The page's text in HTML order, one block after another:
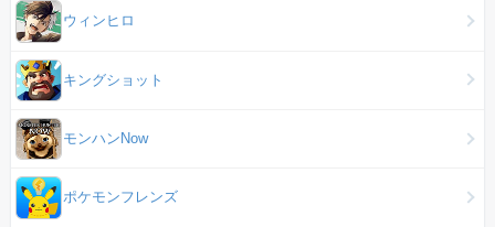
ウィンヒロ
キングショット
モンハンNow
ポケモンフレンズ